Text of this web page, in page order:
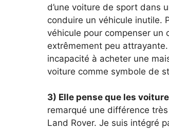
d’une voiture de sport dans
conduire un véhicule inutile.
véhicule pour compenser un
extrêmement peu
incapacité à acheter une
voiture comme symbole de
3) Elle pense que les
remarqué une différence
Land Rover. Je suis intégré